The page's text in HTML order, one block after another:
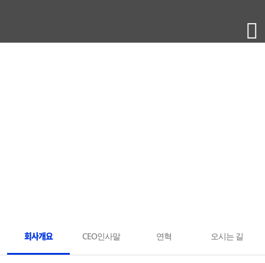
회사개요 CEO인사말 연혁 오시는 길